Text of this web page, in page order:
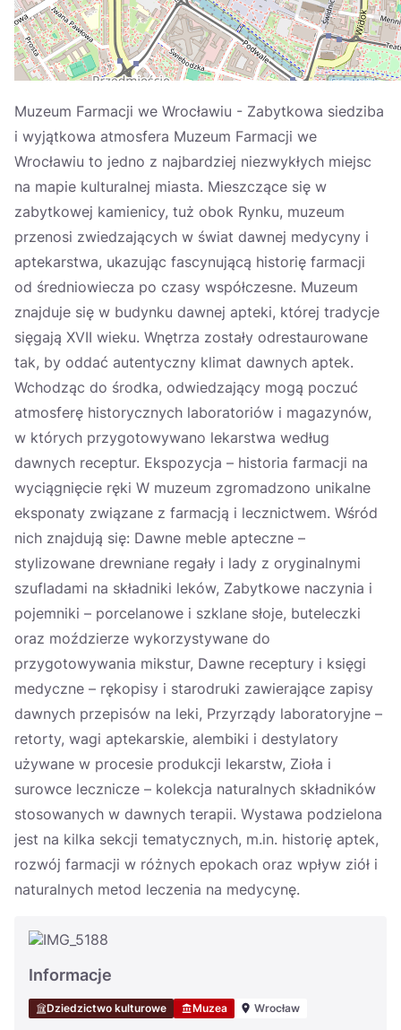
Muzeum Farmacji we Wrocławiu - Zabytkowa siedziba
i wyjątkowa atmosfera Muzeum Farmacji we
Wrocławiu to jedno z najbardziej niezwykłych miejsc
na mapie kulturalnej miasta. Mieszczące się w
zabytkowej kamienicy, tuż obok Rynku, muzeum
przenosi zwiedzających w świat dawnej medycyny i
aptekarstwa, ukazując fascynującą historię farmacji
od średniowiecza po czasy współczesne. Muzeum
znajduje się w budynku dawnej apteki, której tradycje
sięgają XVII wieku. Wnętrza zostały odrestaurowane
tak, by oddać autentyczny klimat dawnych aptek.
Wchodząc do środka, odwiedzający mogą poczuć
atmosferę historycznych laboratoriów i magazynów,
w których przygotowywano lekarstwa według
dawnych receptur. Ekspozycja – historia farmacji na
wyciągnięcie ręki W muzeum zgromadzono unikalne
eksponaty związane z farmacją i lecznictwem. Wśród
nich znajdują się: Dawne meble apteczne –
stylizowane drewniane regały i lady z oryginalnymi
szufladami na składniki leków, Zabytkowe naczynia i
pojemniki – porcelanowe i szklane słoje, buteleczki
oraz moździerze wykorzystywane do
przygotowywania mikstur, Dawne receptury i księgi
medyczne – rękopisy i starodruki zawierające zapisy
dawnych przepisów na leki, Przyrządy laboratoryjne –
retorty, wagi aptekarskie, alembiki i destylatory
używane w procesie produkcji lekarstw, Zioła i
surowce lecznicze – kolekcja naturalnych składników
stosowanych w dawnych terapii. Wystawa podzielona
jest na kilka sekcji tematycznych, m.in. historię aptek,
rozwój farmacji w różnych epokach oraz wpływ ziół i
naturalnych metod leczenia na medycynę.
Informacje
Dziedzictwo kulturowe Muzea Wrocław